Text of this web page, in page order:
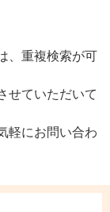
、重複検索が可
せていただいて
軽にお問い合わ